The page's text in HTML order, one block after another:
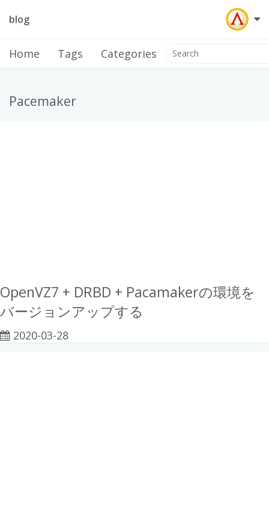
blog
Home Tags Categories
Pacemaker
OpenVZ7 + DRBD + Pacamakerの環境を
バージョンアップする
2020-03-28